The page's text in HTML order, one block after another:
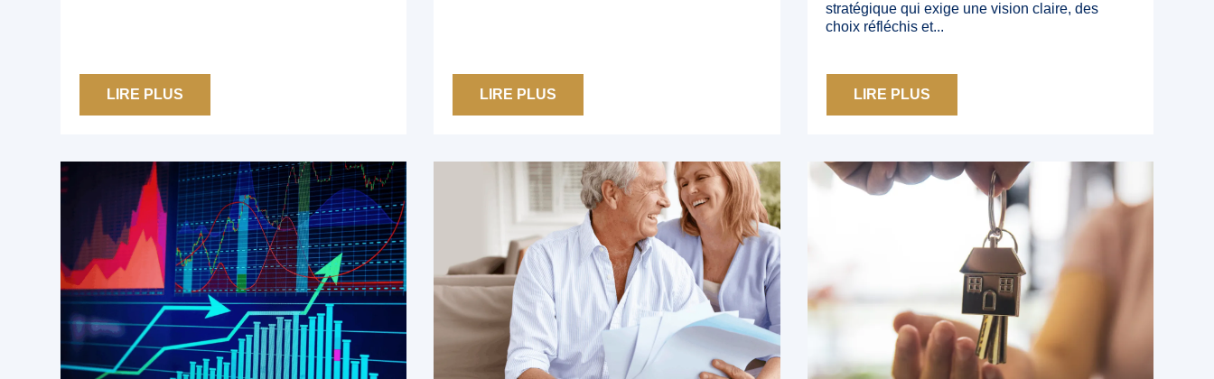
LIRE PLUS LIRE PLUS
stratégique qui exige une vision claire, des
choix réfléchis et...
LIRE PLUS